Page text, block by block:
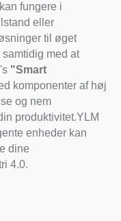
fungere i
eller
til øget
med at
"Smart
komponenter af høj
og nem
produktivitet.YLM
enheder kan
dine
4.0.